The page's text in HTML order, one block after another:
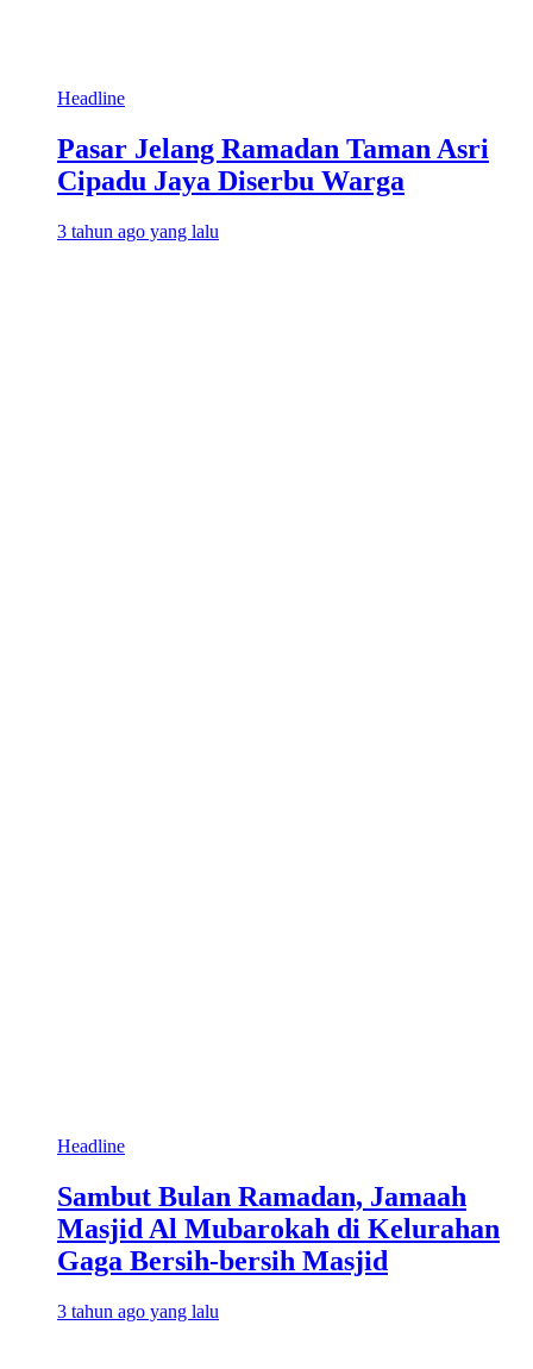
Headline
Pasar Jelang Ramadan Taman Asri
Cipadu Jaya Diserbu Warga
3 tahun ago yang lalu
Headline
Sambut Bulan Ramadan, Jamaah
Masjid Al Mubarokah di Kelurahan
Gaga Bersih-bersih Masjid
3 tahun ago yang lalu